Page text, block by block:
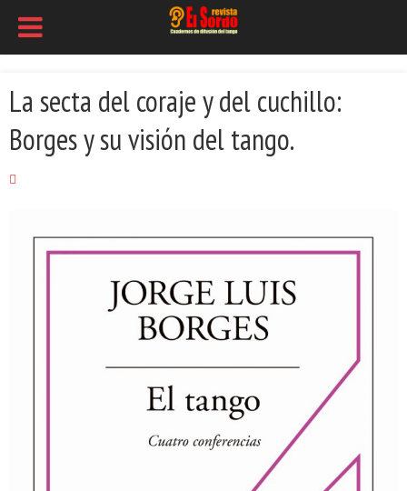
La secta del coraje y del cuchillo:
Borges y su visión del tango.